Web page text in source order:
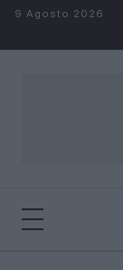
Salta al contenuto
9 Agosto 2026